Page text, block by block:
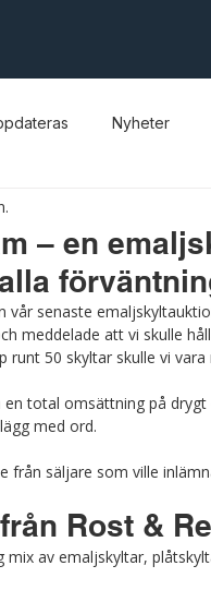
Nyheter
– en
vår senaste
meddelade att vi skulle
runt 50 skyltar skulle vi vara
total omsättning på
med ord.
från säljare som ville
Rost &
mix av emaljskyltar,